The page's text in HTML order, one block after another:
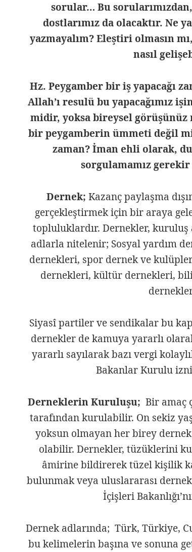
sorular… Bu
dostlarımız da olacaktır. Ne
yazmayalım? Eleştiri olmasın
nasıl
Hz. Peygamber bir iş yapacağı
Allah’ı resulü bu yapacağımız
midir, yoksa bireysel
bir peygamberin ümmeti değil
zaman? İman ehli olarak,
sorgulamamız
Dernek; Kazanç paylaşma
gerçekleştirmek için bir araya
topluluklardır. Dernekler,
adlarla nitelenir; Sosyal yardım
dernekleri, spor dernek ve
dernekleri, kültür dernekleri,
Siyasî partiler ve sendikalar bu
dernekler de kamuya yararlı
yararlı sayılarak bazı vergi
Bakanlar Kurulu
Derneklerin Kuruluşu; Bir amaç
tarafından kurulabilir. On sekiz
yoksun olmayan her birey
olabilir. Dernekler, tüzüklerini
âmirine bildirerek tüzel kişilik
bulunmak veya uluslararası
İçişleri
Dernek adlarında; Türk, Türkiye,
bu kelimelerin başına ve sonuna